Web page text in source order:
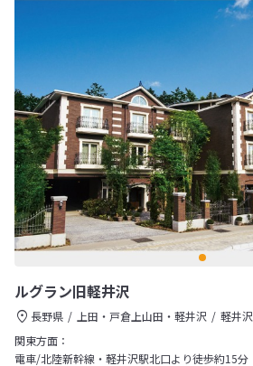
ルグラン旧軽井沢
長野県 上田・戸倉上山田・軽井沢
軽井沢
関東方面：
電車/北陸新幹線・軽井沢駅北口より徒歩約15分